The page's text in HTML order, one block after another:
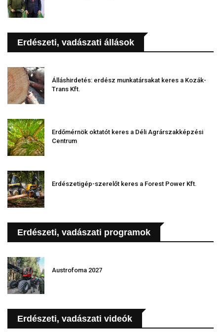
Erdészeti, vadászati állások
Álláshirdetés: erdész munkatársakat keres a Kozák-
Trans Kft.
Erdőmérnök oktatót keres a Déli Agrárszakképzési
Centrum
Erdészetigép-szerelőt keres a Forest Power Kft.
Erdészeti, vadászati programok
Austrofoma 2027
Erdészeti, vadászati videók